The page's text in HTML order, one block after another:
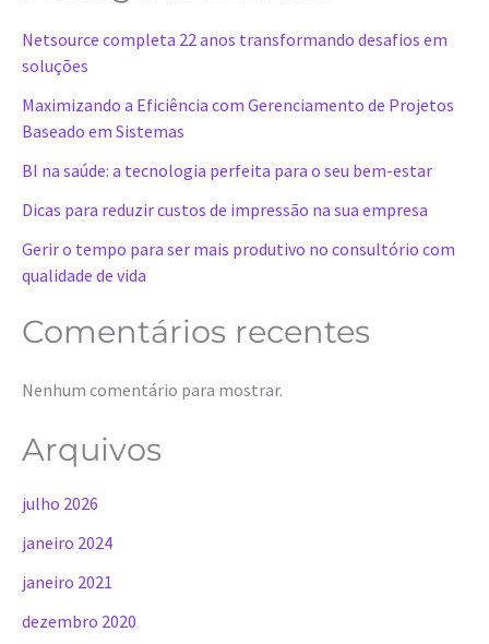
s
a
Netsource completa 22 anos transformando desafios em
soluções
Maximizando a Eficiência com Gerenciamento de Projetos
Baseado em Sistemas
BI na saúde: a tecnologia perfeita para o seu bem-estar
Dicas para reduzir custos de impressão na sua empresa
Gerir o tempo para ser mais produtivo no consultório com
qualidade de vida
Comentários recentes
Nenhum comentário para mostrar.
Arquivos
julho 2026
janeiro 2024
janeiro 2021
dezembro 2020